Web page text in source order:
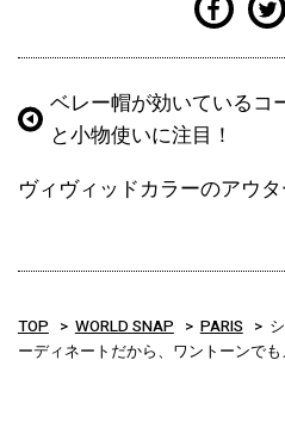
ベレー帽が効いているコ
と小物使いに注目！
ヴィヴィッドカラーのアウ
TOP WORLD SNAP PARIS
ーディネートだから、ワントーンで